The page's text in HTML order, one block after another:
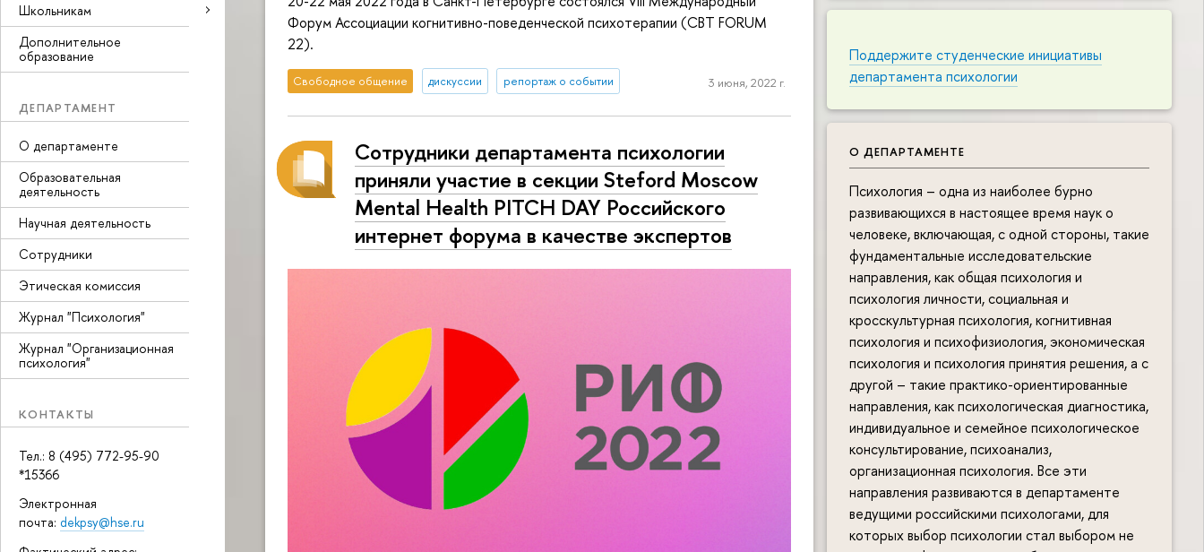
Школьникам
Дополнительное
образование
ДЕПАРТАМЕНТ
О департаменте
Образовательная
деятельность
Научная деятельность
Сотрудники
Этическая комиссия
Журнал "Психология"
Журнал "Организационная
психология"
КОНТАКТЫ
Тел.: 8 (495) 772-95-90
*15366
Электронная
почта: dekpsy@hse.ru
Поддержите студенческие инициативы
департамента психологии
О ДЕПАРТАМЕНТЕ
Психология – одна из наиболее бурно
развивающихся в настоящее время наук о
человеке, включающая, с одной стороны, такие
фундаментальные исследовательские
направления, как общая психология и
психология личности, социальная и
кросскультурная психология, когнитивная
психология и психофизиология, экономическая
психология и психология принятия решения, а с
другой – такие практико-ориентированные
направления, как психологическая диагностика,
индивидуальное и семейное психологическое
консультирование, психоанализ,
организационная психология. Все эти
направления развиваются в департаменте
ведущими российскими психологами, для
которых выбор психологии стал выбором не
Форум Ассоциации когнитивно-поведенческой психотерапии (CBT FORUM
22).
Свободное общение дискуссии репортаж о событии 3 июня, 2022 г.
Сотрудники департамента психологии
приняли участие в секции Steford Moscow
Mental Health PITCH DAY Российского
интернет форума в качестве экспертов